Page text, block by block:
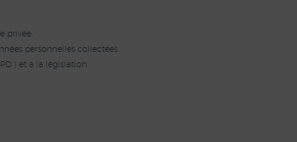
privée.
personnelles collectées
) et à la législation